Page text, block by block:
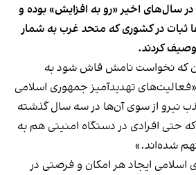
سال‌های اخیر «رو به افزایش» بوده و
ثبات در کشوری که متحد غرب به شمار
کردند.
که نخواست نامش فاش شود به
«فعالیت‌های تهدیدآمیز جمهوری اسلامی
نیرو از سوی آن‌ها در سه سال گذشته
حتی افرادی در دستگاه امنیتی هم به
شده‌اند.»
اسلامی ایجاد هر امکان و فرصتی در